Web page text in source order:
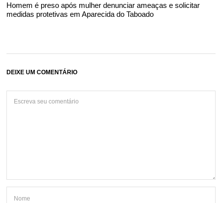
Homem é preso após mulher denunciar ameaças e solicitar
medidas protetivas em Aparecida do Taboado
DEIXE UM COMENTÁRIO